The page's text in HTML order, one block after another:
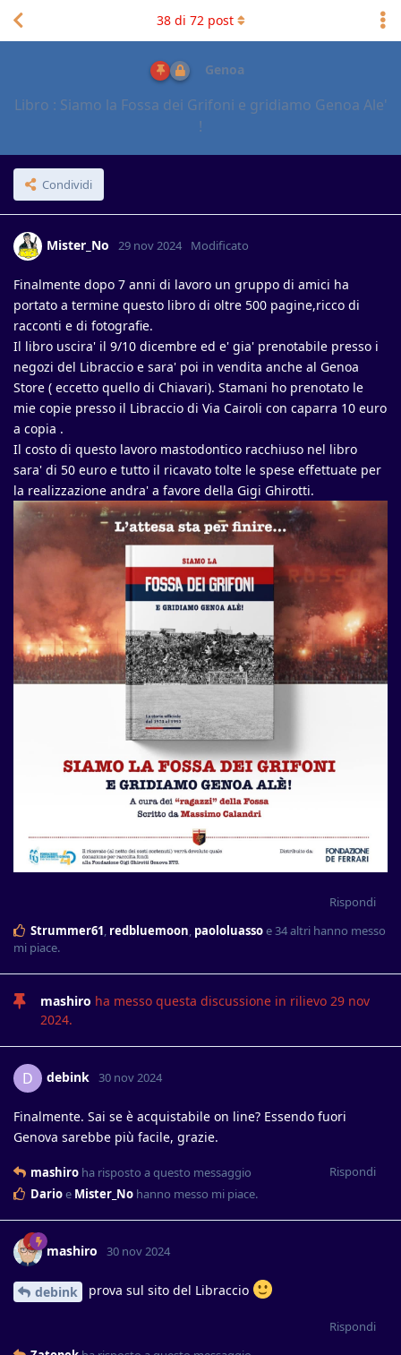
Genoa
Libro : Siamo la Fossa dei Grifoni e gridiamo Genoa Ale'
!
Condividi
38di 72post
Mister_No 29 nov 2024 Modificato
Finalmente dopo 7 anni di lavoro un gruppo di amici ha
portato a termine questo libro di oltre 500 pagine,ricco di
racconti e di fotografie.
Il libro uscira' il 9/10 dicembre ed e' gia' prenotabile presso i
negozi del Libraccio e sara' poi in vendita anche al Genoa
Store ( eccetto quello di Chiavari). Stamani ho prenotato le
mie copie presso il Libraccio di Via Cairoli con caparra 10 euro
a copia .
Il costo di questo lavoro mastodontico racchiuso nel libro
sara' di 50 euro e tutto il ricavato tolte le spese effettuate per
la realizzazione andra' a favore della Gigi Ghirotti.
Rispondi
Strummer61, redbluemoon, paololuassoe34altri hanno messo
mi piace.
mashiro ha messo questa discussione in rilievo 29 nov
2024.
D debink 30 nov 2024
Finalmente. Sai se è acquistabile on line? Essendo fuori
Genova sarebbe più facile, grazie.
Rispondi
mashiro ha risposto a questo messaggio
Darioe Mister_No hanno messo mi piace.
mashiro 30 nov 2024
debink prova sul sito del Libraccio
Rispondi